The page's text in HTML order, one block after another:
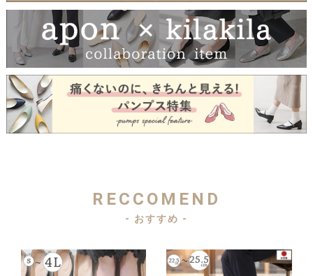
RECCOMEND
- おすすめ -